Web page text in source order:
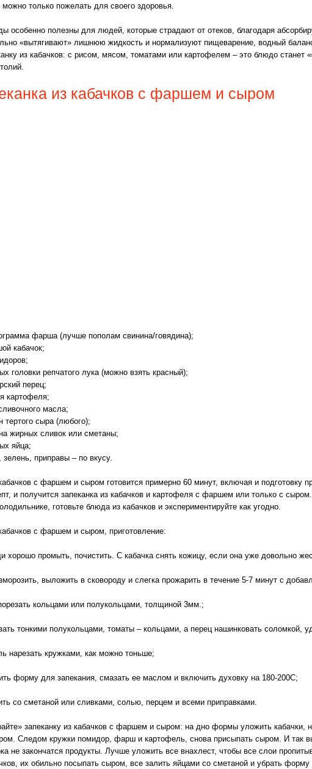
можно только пожелать для своего здоровья.
особенно полезны для людей, которые страдают от отеков, благодаря
«вытягивают» лишнюю жидкость и нормализуют пищеварение, водный
из кабачков: с рисом, мясом, томатами или картофелем – это блюдо
из кабачков с фаршем и сыром
фарша (лучше пополам свинина/говядина);
кабачок;
головки репчатого лука (можно взять красный);
перец;
картофеля;
масла;
тертого сыра (любого);
жирных сливок или сметаны;
яйца;
зелень, приправы – по вкусу.
с фаршем и сыром готовится примерно 60 минут, включая и подготовку
и получится запеканка из кабачков и картофеля с фаршем или только с
готовьте блюда из кабачков и экспериментируйте как угодно.
с фаршем и сыром, приготовление:
промыть, почистить. С кабачка снять кожицу, если она уже довольно
выложить в сковороду и слегка прожарить в течение 5-7 минут с
кольцами или полукольцами, толщиной 3мм.;
тонкими полукольцами, томаты – кольцами, а перец нашинковать соломкой,
кружками, как можно тоньше;
форму для запекания, смазать ее маслом и включить духовку на 180-200С;
со сметаной или сливками, солью, перцем и всеми приправками.
запеканку из кабачков с фаршем и сыром: на дно формы уложить кабачки,
Следом кружки помидор, фарш и картофель, снова присыпать сыром. И так
не закончатся продукты. Лучше уложить все внахлест, чтобы все слои
их обильно посыпать сыром, все залить яйцами со сметаной и убрать форму